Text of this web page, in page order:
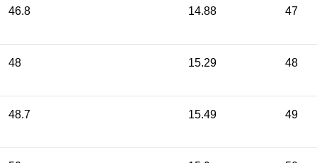
46.8 14.88 47
48 15.29 48
48.7 15.49 49